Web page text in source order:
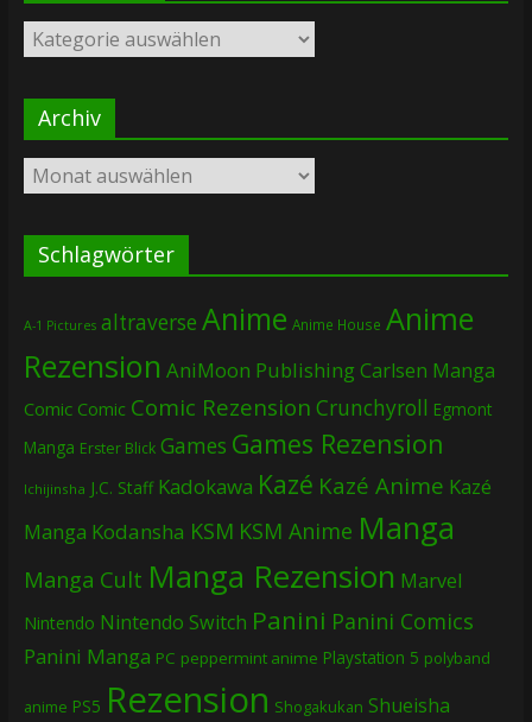
Kategorien
Archiv
Archiv
Schlagwörter
A-1 Pictures altraverse Anime Anime House Anime
Rezension AniMoon PublishingCarlsen Manga
Comic Comic Comic Rezension Crunchyroll Egmont
Manga Erster Blick Games Games Rezension
Ichijinsha J.C. Staff Kadokawa Kazé Kazé Anime Kazé
Manga Kodansha KSM KSM Anime Manga
Manga Cult Manga Rezension Marvel
Nintendo Nintendo Switch Panini Panini Comics
Panini Manga PC peppermint anime Playstation 5 polyband
anime PS5 Rezension Shogakukan Shueisha